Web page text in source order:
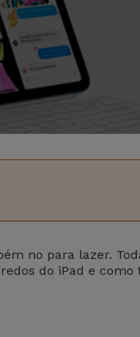
no para lazer.
do iPad e